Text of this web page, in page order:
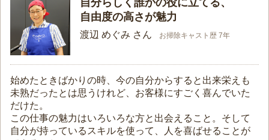
自分らしく誰かの役に立てる、
自由度の高さが魅力
渡辺 めぐみ さん お掃除キャスト歴 7年
始めたときばかりの時、今の自分からすると出来栄えも
未熟だったとは思うけれど、お客様にすごく喜んでいた
だけた。
この仕事の魅力はいろいろな方と出会えること。そして
自分が持っているスキルを使って、人を喜ばせることが